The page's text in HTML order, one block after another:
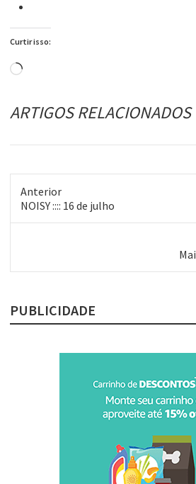
Curtir isso:
Carregando...
ARTIGOS RELACIONADOS
Anterior
Post
anterior:
NOISY :::: 16 de julho
post:
PUBLICIDADE